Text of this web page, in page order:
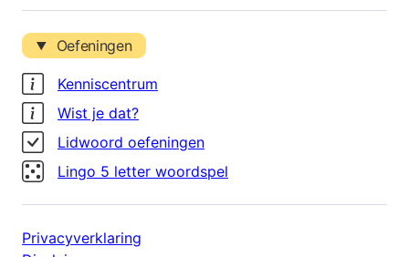
Oefeningen
Kenniscentrum
Wist je dat?
Lidwoord oefeningen
Lingo 5 letter woordspel
Privacyverklaring